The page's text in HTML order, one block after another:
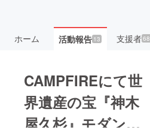
ホーム 活動報告13 支援者68
CAMPFIREにて世
界遺産の宝『神木
屋久杉』モダン神